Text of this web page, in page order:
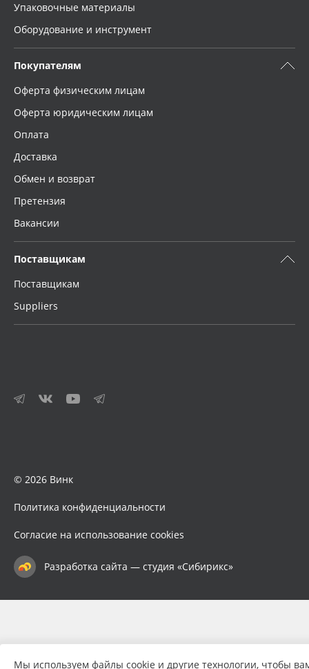
Упаковочные материалы
Оборудование и инструмент
Покупателям
Оферта физическим лицам
Оферта юридическим лицам
Оплата
Доставка
Обмен и возврат
Претензия
Вакансии
Поставщикам
Поставщикам
Suppliers
© 2026 Винк
Политика конфиденциальности
Согласие на использование cookies
Разработка сайта — студия «Сибирикс»
Мы используем файлы cookie и другие технологии, чтобы